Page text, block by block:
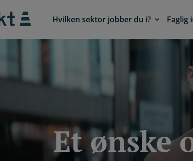
Hvilken sektor jobber du i? Faglig
Et ønske